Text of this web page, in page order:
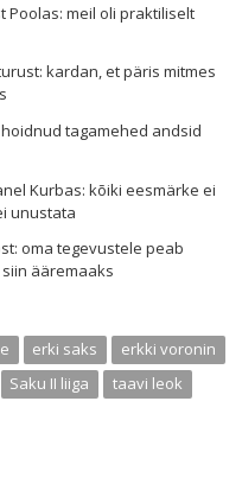
Poolas: meil oli praktiliselt
kardan, et päris mitmes
hoidnud tagamehed andsid
Kurbas: kõiki eesmärke ei
unustata
oma tegevustele peab
ääremaaks
erki saks
erkki voronin
Saku II liiga
taavi leok